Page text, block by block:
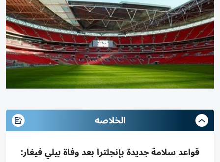
الخلاصه
قواعد سلامة جديدة بإنجلترا بعد وفاة بيلي فيغار: